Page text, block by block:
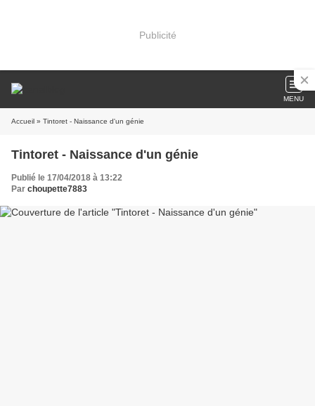
Publicité
MENU
Accueil » Tintoret - Naissance d'un génie
Tintoret - Naissance d'un génie
Publié le 17/04/2018 à 13:22
Par choupette7883